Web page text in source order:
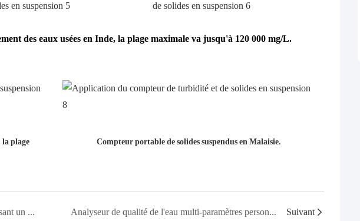
des eaux usées en Inde, la plage maximale va jusqu'à 120 000 mg/L.
plage Compteur portable de solides suspendus en Malaisie.
Compteur de concentration d'acide et d'alcali utilisant un site en Indonésie Analyseur de qualité de l'eau multi-paramètres personnalisé pour Singapour Suivant